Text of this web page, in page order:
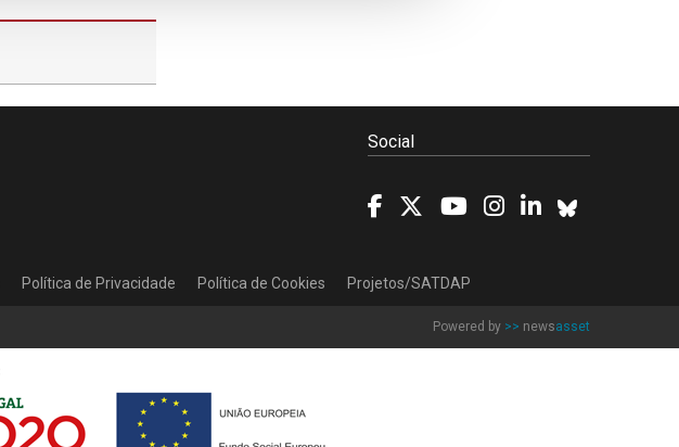
Social
Política de Privacidade Política de Cookies Projetos/SATDAP
Powered by >> newsasset